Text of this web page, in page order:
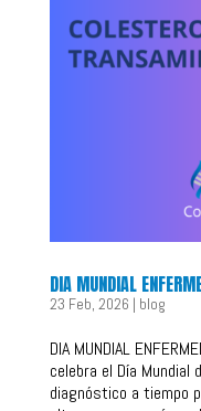
DIA MUNDIAL
23 Feb, 2026 | blog
DIA MUNDIAL
celebra el Día Mundial
diagnóstico a tiempo